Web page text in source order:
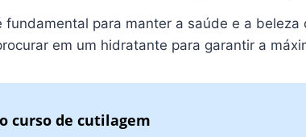
para manter a saúde e a
em um hidratante para garantir a
curso de cutilagem